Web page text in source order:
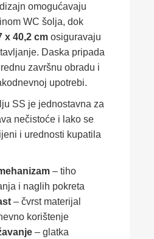
omogućavaju
WC šolja, dok
x 40,2 cm osiguravaju
Daska pripada
završnu obradu i
upotrebi.
SS je jednostavna za
nečistoće i lako se
i urednosti kupatila
– tiho
i naglih pokreta
– čvrst materijal
korištenje
– glatka